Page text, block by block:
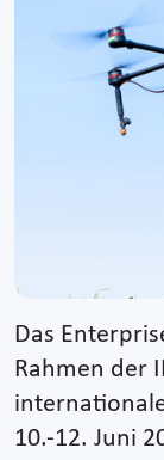
Das
Rahmen der
10.-12. Juni